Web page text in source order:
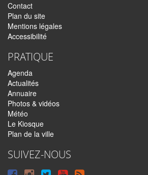
Contact
Plan du site
Mentions légales
Accessibilité
PRATIQUE
Agenda
Actualités
Annuaire
Photos & vidéos
Météo
Le Kiosque
Plan de la ville
SUIVEZ-NOUS